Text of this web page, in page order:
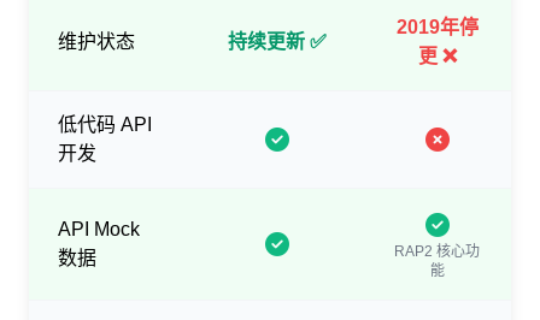
维护状态 持续更新 ✅
2019年停
更 ❌
低代码 API
开发
API Mock
数据
RAP2 核心功
能